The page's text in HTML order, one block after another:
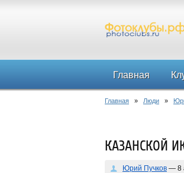
Главная
Главная » Люди »
КАЗАНСКОЙ
Юрий Пучков — 8